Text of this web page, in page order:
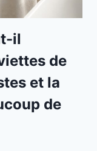
il
de
et la
de